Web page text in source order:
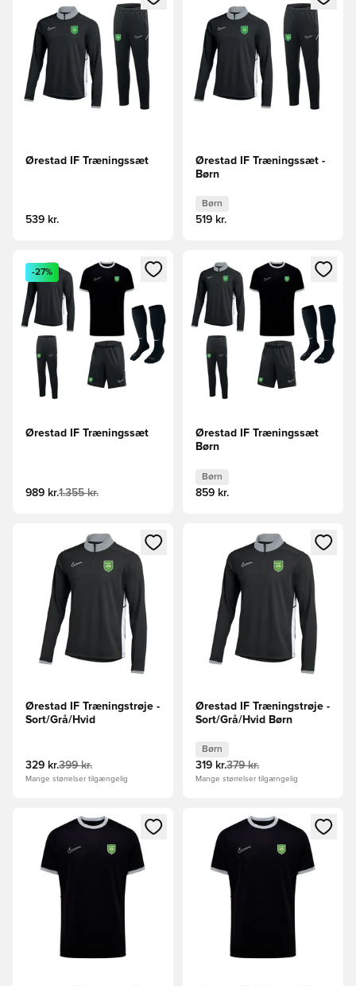
Ørestad IF Træningssæt
539 kr.
Ørestad IF Træningssæt -
Børn
Børn
519 kr.
Åbner en Modal til at logge ind eller tilmelde dig som
-27%
Ørestad IF Træningssæt
989 kr.1.355 kr.
Åbner en Modal til at logge
Ørestad IF Træningssæt
Børn
Børn
859 kr.
Åbner en Modal til at logge ind eller tilmelde dig som
Ørestad IF Træningstrøje -
Sort/Grå/Hvid
329 kr.399 kr.
Mange størrelser tilgængelig
Åbner en Modal til at logge
Ørestad IF Træningstrøje -
Sort/Grå/Hvid Børn
Børn
319 kr.379 kr.
Mange størrelser tilgængelig
Åbner en Modal til at logge ind eller tilmelde dig som
Åbner en Modal til at logge